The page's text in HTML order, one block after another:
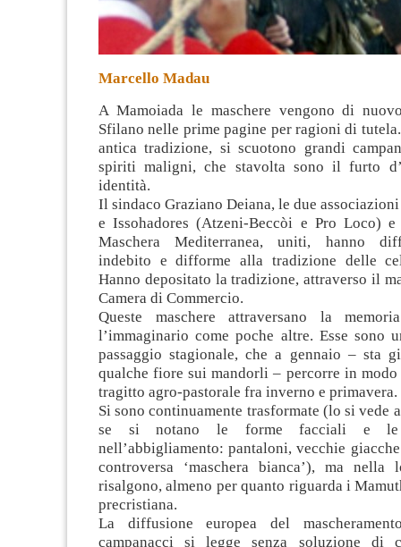
Marcello Madau
A Mamoiada le maschere vengono di
Sfilano nelle prime pagine per ragioni di
antica tradizione, si scuotono grandi
spiriti maligni,che stavolta sono il furto
identità.
Il sindaco Graziano Deiana, le due
e Issohadores (Atzeni-Beccòi e Pro Loco)
Maschera Mediterranea, uniti, hanno
indebito e difforme alla tradizione delle
Hanno depositato la tradizione, attraverso il
Camera di Commercio.
Queste maschere attraversano la
l’immaginario come poche altre. Esse sono
passaggio stagionale, che a gennaio – sta
qualche fiore sui mandorli – percorre in modo
tragitto agro-pastorale fra inverno e primavera.
Si sono continuamente trasformate (lo si vede
se si notano le forme facciali e le
nell’abbigliamento: pantaloni, vecchie
controversa ‘maschera bianca’), ma nella
risalgono, almeno per quanto riguarda i
precristiana.
La diffusione europea del
campanacci si legge senza soluzione di